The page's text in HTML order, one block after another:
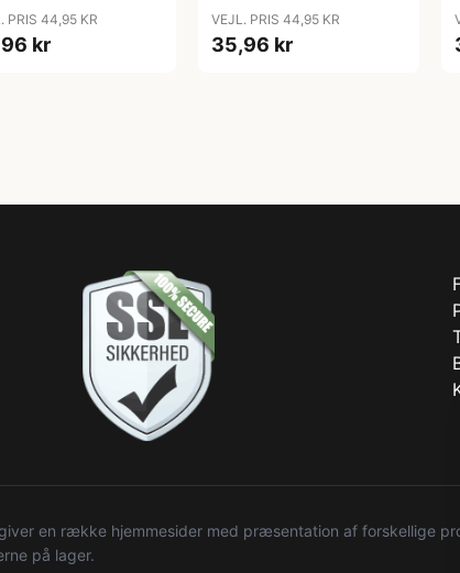
PRIS 44,95 KR
kr
VEJL. PRIS 44,95 KR
35,96 kr
en række hjemmesider med præsentation af forskellige
på lager.